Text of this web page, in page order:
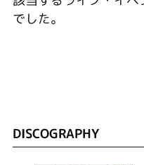
でした。
DISCOGRAPHY